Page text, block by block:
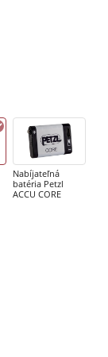
Nabíjateľná
batéria Petzl
ACCU CORE